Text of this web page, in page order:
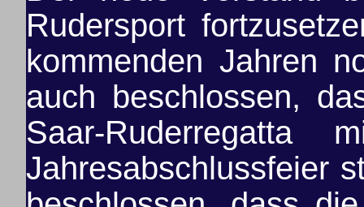
Rudersport
kommenden Jahren
auch beschlossen,
Saar-Ruderregatta
Jahresabschlussfeier